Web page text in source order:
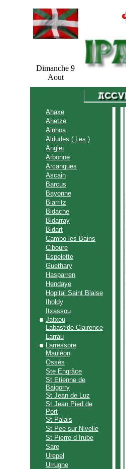
Dimanche 9
Aout
Ahaxe
Ahetze
Ainhoa
Aldudes ( Les )
Anglet
Arbonne
Arcangues
Ascain
Barcus
Bayonne
Biarritz
Bidache
Bidarray
Bidart
Cambo les Bains
Ciboure
Espelette
Guethary
Hasparren
Hendaye
Hopital Saint Blaise
Iholdy
Itxassou
Jatxou
Labastide Clairence
Larrau
Larressore
Mauléon
Ossés
Ste Engrâce
St Etienne de
Baigorry
St Jean de Luz
St Jean Pied de
Port
St Palais
St Pee sur Nivelle
St Pierre d Irube
Sare
Urepel
Urrugne